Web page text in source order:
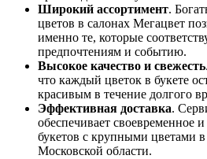
Широкий ассортимент.
цветов в салонах Мегацвет
именно те, которые
предпочтениям и событию.
Высокое качество и свежесть
что каждый цветок в букете
красивым в течение долгого
Эффективная доставка.
обеспечивает своевременное
букетов с крупными цветами
Московской области.